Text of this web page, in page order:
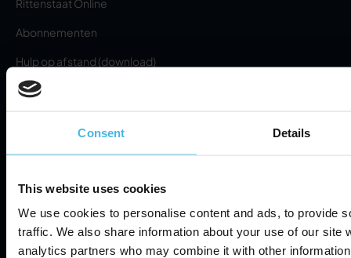
Consent Details
This website uses cookies
We use cookies to personalise content and ads, to provide
traffic. We also share information about your use of our site
analytics partners who may combine it with other
Rittenstaat Online
Abonnementen
Hulp op afstand (download)
RMA aanvragen
Nieuws
Contact
Informatiebeveiliging
Servicevoorwaarden
Cookie Settings